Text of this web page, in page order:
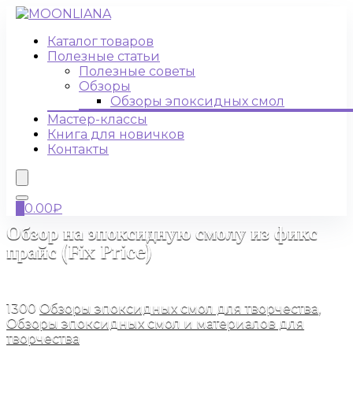
Каталог товаров
Полезные статьи
Полезные советы
Обзоры
Обзоры эпоксидных смол
Мастер-классы
Книга для новичков
Контакты
0.00₽
Обзор на эпоксидную смолу из фикс
прайс (Fix Price)
1300 Обзоры эпоксидных смол для творчества,
Обзоры эпоксидных смол и материалов для
творчества